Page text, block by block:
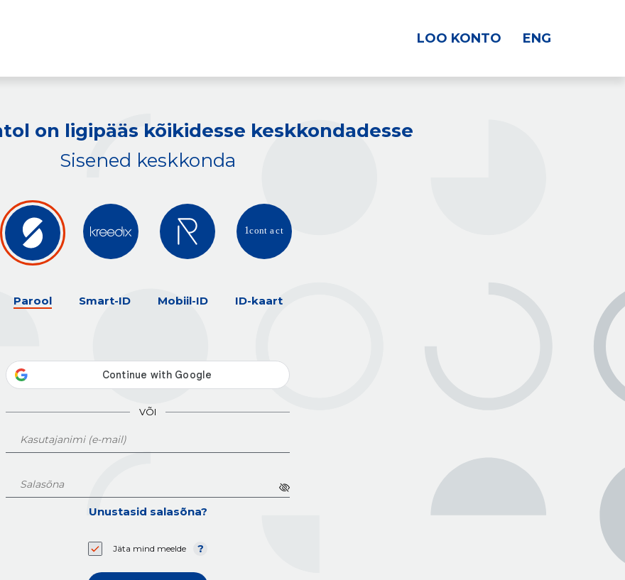
LOO KONTO ENG
on ligipääs kõikidesse keskkondadesse
Sisened keskkonda
Parool Smart-ID Mobiil-ID ID-kaart
VÕI
Unustasid salasõna?
Jäta mind meelde